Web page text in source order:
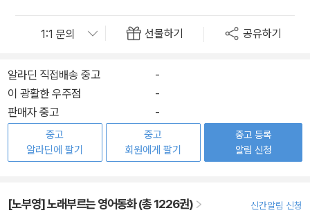
선물하기 공유하기
알라딘 직접배송 중고
-
이 광활한 우주점
-
판매자 중고
-
중고
알라딘에 팔기
중고
회원에게 팔기
중고 등록
알림 신청
[노부영] 노래부르는 영어동화 (총 1226권) 신간알림 신청